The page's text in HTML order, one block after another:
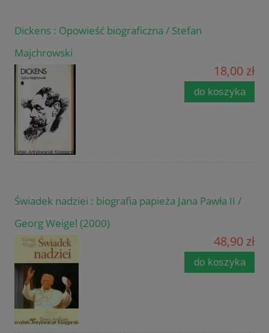
Dickens : Opowieść biograficzna / Stefan
Majchrowski
18,00 zł
do koszyka
Świadek nadziei : biografia papieża Jana Pawła II /
Georg Weigel (2000)
48,90 zł
do koszyka